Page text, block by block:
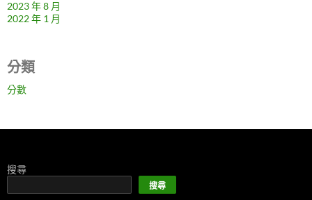
2023 年 8 月
2022 年 1 月
分類
分數
搜尋
搜尋